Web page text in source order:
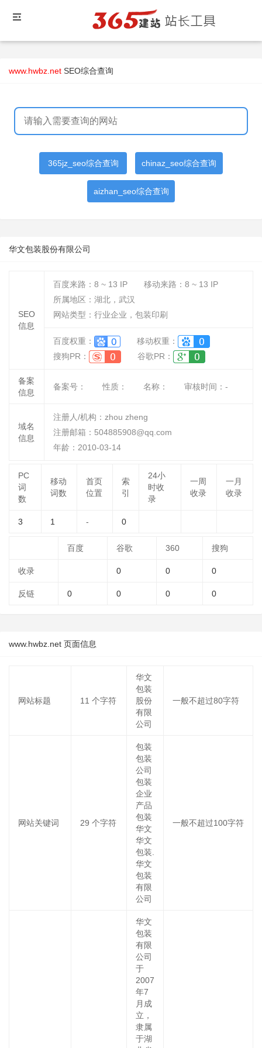
www.hwbz.net SEO综合查询
365jz_seo综合查询 chinaz_seo综合查询
aizhan_seo综合查询
华文包装股份有限公司
SEO
信息
百度来路： 8 ~ 13 IP 移动来路： 8 ~ 13 IP
所属地区：湖北，武汉
网站类型：行业企业，包装印刷
百度权重：
移动权重：
搜狗PR：
谷歌PR：
备案
信息
备案号： 性质： 名称： 审核时间： -
域名
信息
注册人/机构：zhou zheng
注册邮箱：504885908@qq.com
年龄：2010-03-14
PC
词
数
移动
词数
首页
位置
索
引
24小
时收
录
一周
收录
一月
收录
3 1 - 0
百度 谷歌 360 搜狗
收录 0 0 0
反链 0 0 0 0
www.hwbz.net 页面信息
网站标题 11 个字符
华文
包装
股份
有限
公司
一般不超过80字符
网站关键词 29 个字符
包装
包装
公司
包装
企业
产品
包装
华文
华文
包装.
华文
包装
有限
公司
一般不超过100字符
华文
包装
有限
公司
于
2007
年7
月成
立，
隶属
于湖